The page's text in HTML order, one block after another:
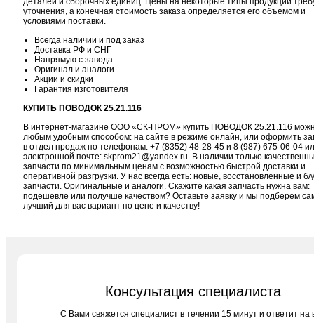
уточнения, а конечная стоимость заказа определяется его объемом и
условиями поставки.
Всегда наличии и под заказ
Доставка РФ и СНГ
Напрямую с завода
Оригинал и аналоги
Акции и скидки
Гарантия изготовителя
КУПИТЬ ПОВОДОК 25.21.116
В интернет-магазине ООО «СК-ПРОМ» купить ПОВОДОК 25.21.116
любым удобным способом: на сайте в режиме онлайн, или оформить
в отдел продаж по телефонам: +7 (8352) 48-28-45и 8 (987) 675-06-04
электронной почте: skprom21@yandex.ru. В наличии только
запчасти по минимальным ценам с возможностью быстрой доставки и
оперативной разгрузки. У нас всегда есть: новые, восстановленные и б/у
запчасти. Оригинальные и аналоги. Скажите какая запчасть нужна вам:
подешевле или получше качеством? Оставьте заявку и мы подберем
лучший для вас вариант по цене и качеству!
Консультация специалиста
C Вами свяжется специалист в течении 15 минут и ответит на